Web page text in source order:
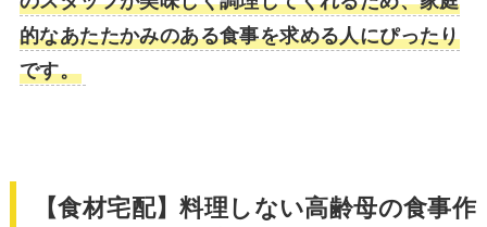
的なあたたかみのある食事を求める人にぴったり
です。
【食材宅配】料理しない高齢母の食事作